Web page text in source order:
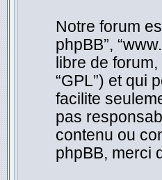
Notre forum
phpBB”,
libre de
“GPL”) et qui
facilite
pas
contenu ou
phpBB, merci